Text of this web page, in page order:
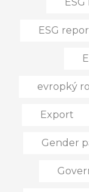
ESG
evropký
Export
Gender